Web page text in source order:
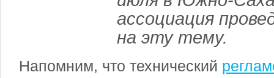
ассоциация
на эту тему.
Напомним, что технический